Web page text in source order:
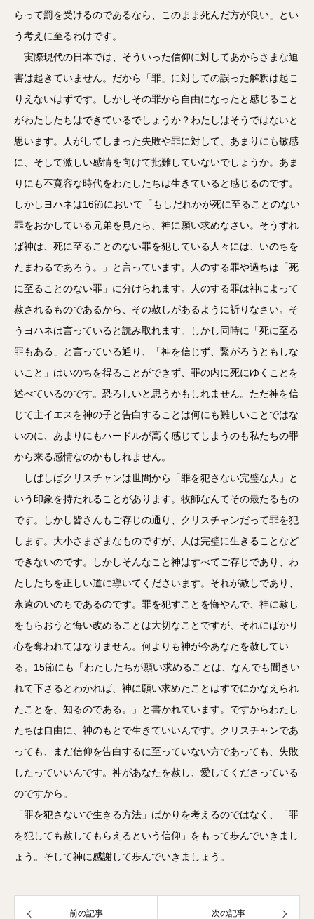
らって罰を受けるのであるなら、このまま死んだ方が良い」とい
う考えに至るわけです。
実際現代の日本では、そういった信仰に対してあからさまな迫
害は起きていません。だから「罪」に対しての誤った解釈は起こ
りえないはずです。しかしその罪から自由になったと感じること
がわたしたちはできているでしょうか？わたしはそうではないと
思います。人がしてしまった失敗や罪に対して、あまりにも敏感
に、そして激しい感情を向けて批難していないでしょうか。あま
りにも不寛容な時代をわたしたちは生きていると感じるのです。
しかしヨハネは16節において「もしだれかが死に至ることのない
罪をおかしている兄弟を見たら、神に願い求めなさい。そうすれ
ば神は、死に至ることのない罪を犯している人々には、いのちを
たまわるであろう。」と言っています。人のする罪や過ちは「死
に至ることのない罪」に分けられます。人のする罪は神によって
赦されるものであるから、その赦しがあるように祈りなさい。そ
うヨハネは言っていると読み取れます。しかし同時に「死に至る
罪もある」と言っている通り、「神を信じず、繋がろうともしな
いこと」はいのちを得ることができず、罪の内に死にゆくことを
述べているのです。恐ろしいと思うかもしれません。ただ神を信
じて主イエスを神の子と告白することは何にも難しいことではな
いのに、あまりにもハードルが高く感じてしまうのも私たちの罪
から来る感情なのかもしれません。
しばしばクリスチャンは世間から「罪を犯さない完璧な人」と
いう印象を持たれることがあります。牧師なんてその最たるもの
です。しかし皆さんもご存じの通り、クリスチャンだって罪を犯
します。大小さまざまなものですが、人は完璧に生きることなど
できないのです。しかしそんなこと神はすべてご存じであり、わ
たしたちを正しい道に導いてくださいます。それが赦しであり、
永遠のいのちであるのです。罪を犯すことを悔やんで、神に赦し
をもらおうと悔い改めることは大切なことですが、それにばかり
心を奪われてはなりません。何よりも神が今あなたを赦してい
る。15節にも「わたしたちが願い求めることは、なんでも聞きい
れて下さるとわかれば、神に願い求めたことはすでにかなえられ
たことを、知るのである。」と書かれています。ですからわたし
たちは自由に、神のもとで生きていいんです。クリスチャンであ
っても、まだ信仰を告白するに至っていない方であっても、失敗
したっていいんです。神があなたを赦し、愛してくださっている
のですから。
「罪を犯さないで生きる方法」ばかりを考えるのではなく、「罪
を犯しても赦してもらえるという信仰」をもって歩んでいきまし
ょう。そして神に感謝して歩んでいきましょう。
前の記事 次の記事